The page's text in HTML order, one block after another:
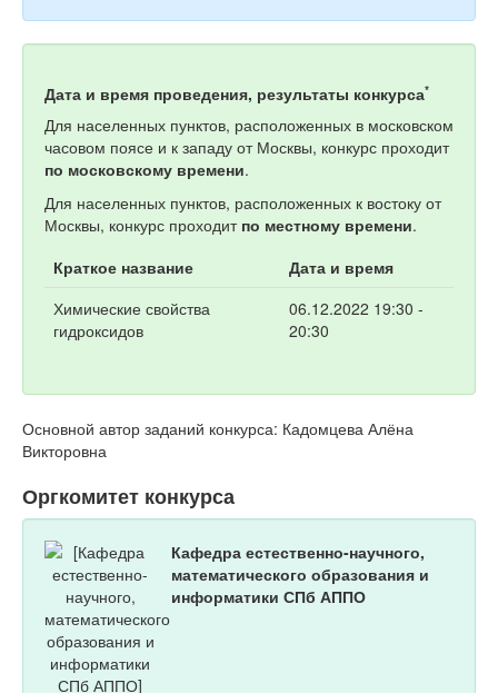
Дата и время проведения, результаты конкурса*
Для населенных пунктов, расположенных в московском
часовом поясе и к западу от Москвы, конкурс проходит
по московскому времени.
Для населенных пунктов, расположенных к востоку от
Москвы, конкурс проходит по местному времени.
Краткое название
Дата и время
Химические свойства
гидроксидов
06.12.2022 19:30 -
20:30
Основной автор заданий конкурса: Кадомцева Алёна
Викторовна
Оргкомитет конкурса
Кафедра естественно-научного,
математического образования и
информатики СПб АППО